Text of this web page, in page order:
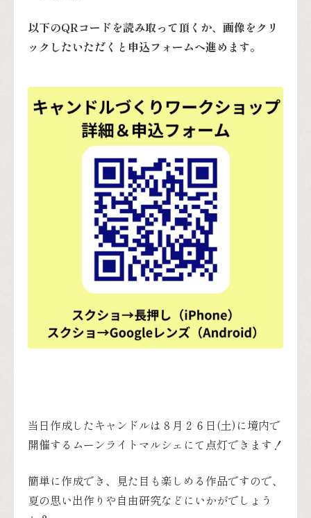
以下のQRコードを読み取って頂くか、画像をクリ
ックしたいただくと申込フォームへ進めます。
当日作成したキャンドルは８月２６日(土)に境内で
開催するムーンライトマルシェにて点灯できます！
簡単に作成でき、見た目も楽しめる作品ですので、
夏の思い出作りや自由研究などにいかがでしょう